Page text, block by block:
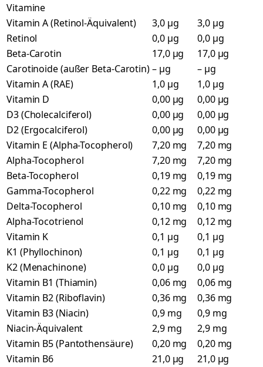
Vitamine
Vitamin A (Retinol-Äquivalent)
3,0 µg
3,0 µg
Retinol
0,0 µg
0,0 µg
Beta-Carotin
17,0 µg
17,0 µg
Carotinoide (außer Beta-Carotin)– µg
– µg
Vitamin A (RAE)
1,0 µg
1,0 µg
Vitamin D
0,00 µg
0,00 µg
D3 (Cholecalciferol)
0,00 µg
0,00 µg
D2 (Ergocalciferol)
0,00 µg
0,00 µg
Vitamin E (Alpha-Tocopherol)
7,20 mg
7,20 mg
Alpha-Tocopherol
7,20 mg
7,20 mg
Beta-Tocopherol
0,19 mg
0,19 mg
Gamma-Tocopherol
0,22 mg
0,22 mg
Delta-Tocopherol
0,10 mg
0,10 mg
Alpha-Tocotrienol
0,12 mg
0,12 mg
Vitamin K
0,1 µg
0,1 µg
K1 (Phyllochinon)
0,1 µg
0,1 µg
K2 (Menachinone)
0,0 µg
0,0 µg
Vitamin B1 (Thiamin)
0,06 mg
0,06 mg
Vitamin B2 (Riboflavin)
0,36 mg
0,36 mg
Vitamin B3 (Niacin)
0,9 mg
0,9 mg
Niacin-Äquivalent
2,9 mg
2,9 mg
Vitamin B5 (Pantothensäure)
0,20 mg
0,20 mg
Vitamin B6
21,0 µg
21,0 µg